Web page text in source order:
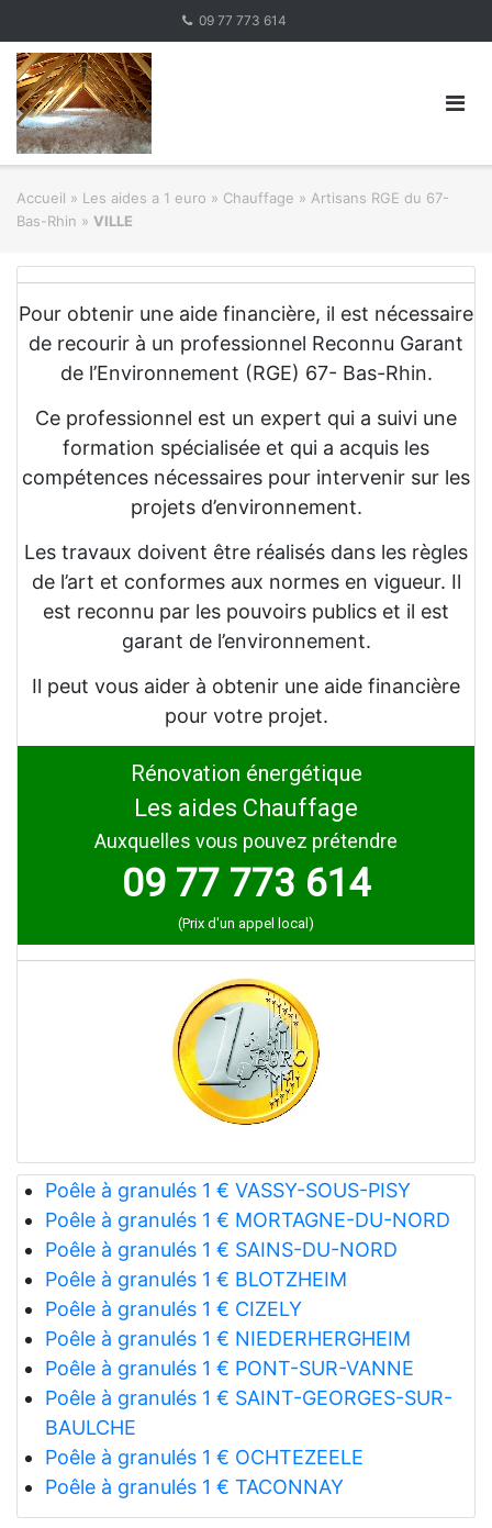
content
09 77 773 614
Accueil » Les aides a 1 euro » Chauffage » Artisans RGE du 67-
Bas-Rhin » VILLE
Pour obtenir une aide financière, il est nécessaire
de recourir à un professionnel Reconnu Garant
de l’Environnement (RGE) 67- Bas-Rhin.
Ce professionnel est un expert qui a suivi une
formation spécialisée et qui a acquis les
compétences nécessaires pour intervenir sur les
projets d’environnement.
Les travaux doivent être réalisés dans les règles
de l’art et conformes aux normes en vigueur. Il
est reconnu par les pouvoirs publics et il est
garant de l’environnement.
Il peut vous aider à obtenir une aide financière
pour votre projet.
Rénovation énergétique
Les aides Chauffage
Auxquelles vous pouvez prétendre
09 77 773 614
(Prix d'un appel local)
Poêle à granulés 1 € VASSY-SOUS-PISY
Poêle à granulés 1 € MORTAGNE-DU-NORD
Poêle à granulés 1 € SAINS-DU-NORD
Poêle à granulés 1 € BLOTZHEIM
Poêle à granulés 1 € CIZELY
Poêle à granulés 1 € NIEDERHERGHEIM
Poêle à granulés 1 € PONT-SUR-VANNE
Poêle à granulés 1 € SAINT-GEORGES-SUR-
BAULCHE
Poêle à granulés 1 € OCHTEZEELE
Poêle à granulés 1 € TACONNAY